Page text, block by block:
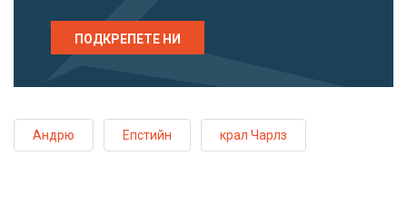
ПОДКРЕПЕТЕ НИ
Андрю Епстийн крал Чарлз